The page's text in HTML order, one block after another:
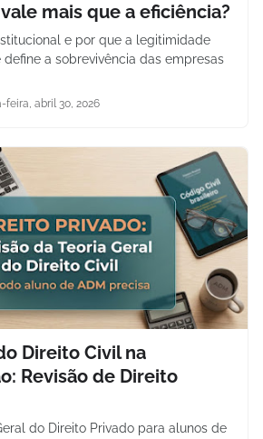
mais que a eficiência?
e por que a legitimidade
a sobrevivência das empresas
feira, abril 30, 2026
Direito Civil na
Revisão de Direito
do Direito Privado para alunos de